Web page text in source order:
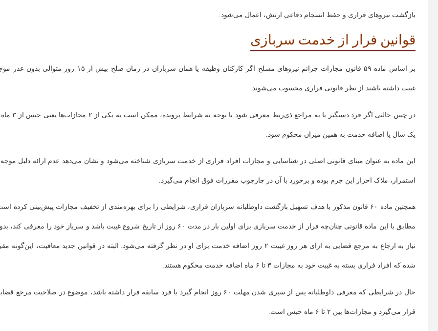
بازگشت نیروهای فراری و حفظ انسجام دفاعی ارتش، اعمال می‌شود.
قوانین فرار از خدمت سربازی
بر اساس ماده ۵۹ قانون مجازات جرائم نیروهای مسلح اگر کارکنان وظیفه یا همان سربازان در زمان صلح بیش از ۱۵ روز متوالی
غیبت داشته باشند از نظر قانونی فراری محسوب می‌شوند.
در چنین حالتی اگر فرد دستگیر یا به مراجع ذی‌ربط معرفی شود با توجه به شرایط پرونده،
یک سال یا اضافه خدمت به همین میزان محکوم شود.
این ماده به عنوان مبنای قانونی اصلی در شناسایی و مجازات افراد فراری از خدمت سربازی شناخته می‌شود و نشان می‌دهد عدم ارائه دلیل
استمرار، ملاک احراز این جرم بوده و برخورد با آن در چارچوب مقررات فوق انجام می‌گیرد.
همچنین ماده ۶۰ قانون مذکور با هدف تسهیل بازگشت داوطلبانه سربازان فراری، شرایطی را برای بهره‌مندی از تخفیف مجازات پیش‌بینی کرده
مطابق با این ماده قانونی چنان‌چه فرار از خدمت سربازی برای اولین بار در مدت ۶۰ روز از تاریخ شروع غیبت باشد و سرباز خود را معرفی کند،
نیاز به ارجاع به مرجع قضایی به ازای هر روز غیبت ۲ روز اضافه خدمت برای او در نظر گرفته می‌شود. البته در قوانین جدید معافیت، این‌گونه
شده که افراد فراری بسته به غیبت خود به مجازات ۳ تا ۶ ماه اضافه خدمت محکوم هستند.
حال در شرایطی که معرفی داوطلبانه پس از سپری شدن مهلت ۶۰ روز انجام گیرد یا فرد سابقه فرار داشته باشد، موضوع در صلاحیت مرجع
قرار می‌گیرد و مجازات‌ها بین ۲ تا ۶ ماه حبس است.